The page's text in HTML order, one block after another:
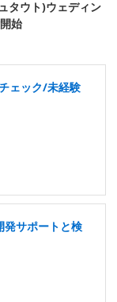
タウト)ウェディン
始
ェック/未経験
発サポートと検